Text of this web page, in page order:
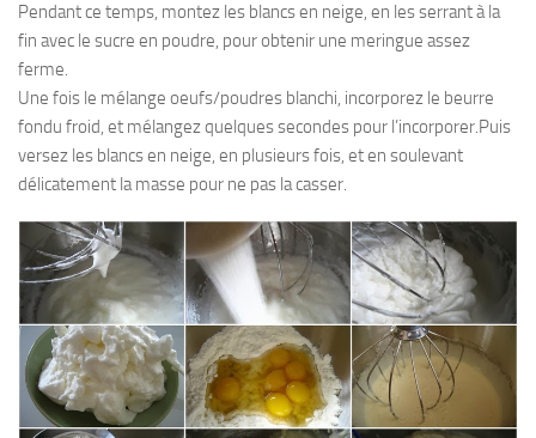
Pendant ce temps, montez les blancs en neige, en les serrant à la
fin avec le sucre en poudre, pour obtenir une meringue assez
ferme.
Une fois le mélange oeufs/poudres blanchi, incorporez le beurre
fondu froid, et mélangez quelques secondes pour l’incorporer.Puis
versez les blancs en neige, en plusieurs fois, et en soulevant
délicatement la masse pour ne pas la casser.